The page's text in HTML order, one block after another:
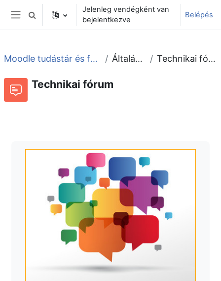
Tovább a fő tartalomhoz
Oldalpanel
Keresési bemeneti adatok váltása
Jelenleg vendégként van
bejelentkezve
Belépés
Moodle tudástár és fórum Általános Technikai fórum
Technikai fórum